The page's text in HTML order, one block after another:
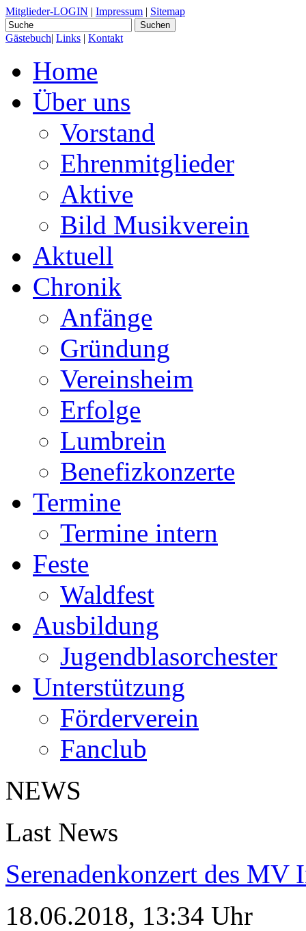
Mitglieder-LOGIN | Impressum | Sitemap
Gästebuch| Links | Kontakt
Home
Über uns
Vorstand
Ehrenmitglieder
Aktive
Bild Musikverein
Aktuell
Chronik
Anfänge
Gründung
Vereinsheim
Erfolge
Lumbrein
Benefizkonzerte
Termine
Termine intern
Feste
Waldfest
Ausbildung
Jugendblasorchester
Unterstützung
Förderverein
Fanclub
NEWS
Last News
Serenadenkonzert des
18.06.2018, 13:34 Uhr